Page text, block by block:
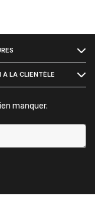
À LA CLIENTÈLE
manquer.